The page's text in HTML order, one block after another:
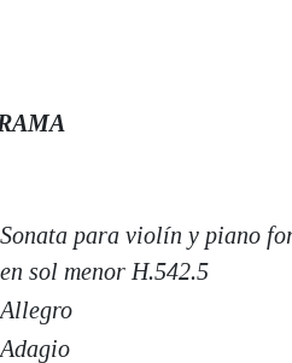
Sonata para violín y piano
en sol menor H.542.5
Allegro
Adagio